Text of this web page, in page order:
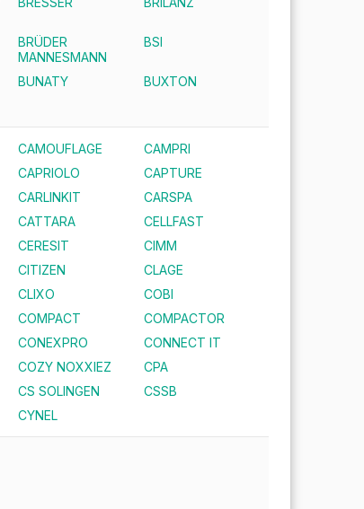
BRÜDER
MANNESMANN
BSI
BUNATY
BUXTON
CAMOUFLAGE
CAMPRI
CAPRIOLO
CAPTURE
CARLINKIT
CARSPA
CATTARA
CELLFAST
CERESIT
CIMM
CITIZEN
CLAGE
CLIXO
COBI
COMPACT
COMPACTOR
CONEXPRO
CONNECT IT
COZY NOXXIEZ
CPA
CS SOLINGEN
CSSB
CYNEL